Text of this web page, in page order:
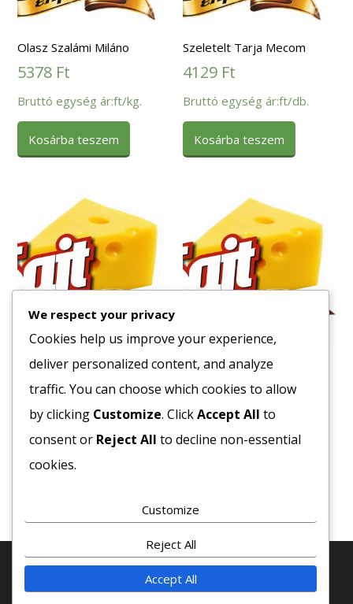
Olasz Szalámi Miláno
5378 Ft
Bruttó egység ár:ft/kg.
Kosárba teszem
Szeletelt Tarja Mecom
4129 Ft
Bruttó egység ár:ft/db.
Kosárba teszem
Sonka Touszt delikát szelet
3,7kg
2559Ft
Bruttó egység ár:ft/kg.
Füstölt Szalonna cca. 300g
3123Ft
Bruttó egység ár:ft/kg.
© 2020 COPYRIGHT - MINDEN JOG FENTTARVA! · SAJT-
We respect your privacy
Cookies help us improve your experience,
deliver personalized content, and analyze
traffic. You can choose which cookies to allow
by clicking Customize. ClickAccept All to
consent or Reject All to decline non-essential
cookies.
Customize
Reject All
Accept All